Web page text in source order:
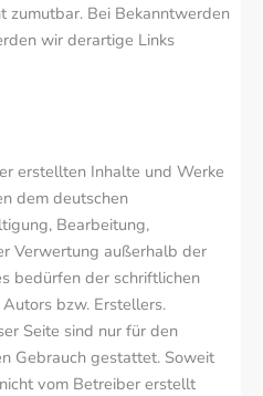
zumutbar. Bei Bekanntwerden
wir derartige Links
erstellten Inhalte und Werke
dem deutschen
Bearbeitung,
Verwertung außerhalb der
bedürfen der schriftlichen
bzw. Erstellers.
Seite sind nur für den
Gebrauch gestattet. Soweit
vom Betreiber erstellt